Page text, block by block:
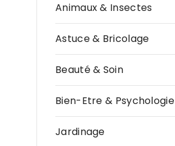
Animaux & Insectes
Astuce & Bricolage
Beauté & Soin
Bien-Etre & Psychologie
Jardinage